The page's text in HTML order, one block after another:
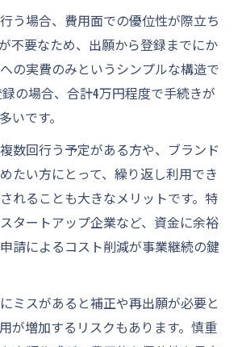
う場合、費用面での優位性が際立ち
不要なため、出願から登録までにか
の実費のみというシンプルな構造で
録の場合、合計4万円程度で手続きが
いです。
数回行う予定がある方や、ブランド
たい方にとって、繰り返し利用でき
れることも大きなメリットです。特
タートアップ企業など、資金に余裕
請によるコスト削減が事業継続の鍵
ミスがあると補正や再出願が必要と
が増加するリスクもあります。慎重